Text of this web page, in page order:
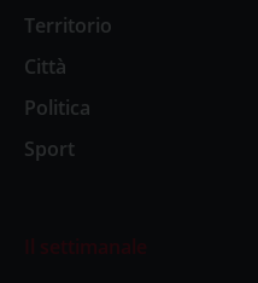
Territorio
Città
Politica
Sport
Il settimanale